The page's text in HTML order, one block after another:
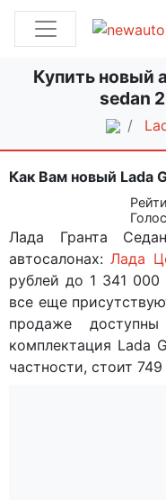
Купить новый
sedan
Как Вам новый Lada
Лада Гранта
автосалонах:Лада
рублей до 1 341
все еще
продаже
комплектация Lada
частности, стоит